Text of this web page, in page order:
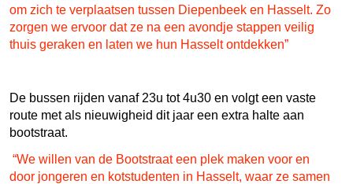
om zich te verplaatsen tussen Diepenbeek en Hasselt. Zo
zorgen we ervoor dat ze na een avondje stappen veilig
thuis geraken en laten we hun Hasselt ontdekken”
De bussen rijden vanaf 23u tot 4u30 en volgt een vaste
route met als nieuwigheid dit jaar een extra halte aan
bootstraat.
“We willen van de Bootstraat een plek maken voor en
door jongeren en kotstudenten in Hasselt, waar ze samen